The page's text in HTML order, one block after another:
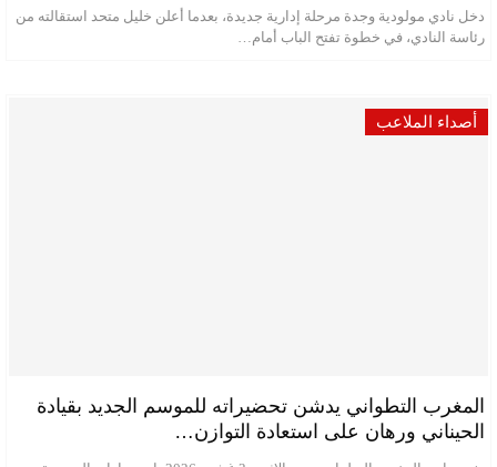
دخل نادي مولودية وجدة مرحلة إدارية جديدة، بعدما أعلن خليل متحد استقالته من
رئاسة النادي، في خطوة تفتح الباب أمام…
أصداء الملاعب
المغرب التطواني يدشن تحضيراته للموسم الجديد بقيادة
الحيناني ورهان على استعادة التوازن…